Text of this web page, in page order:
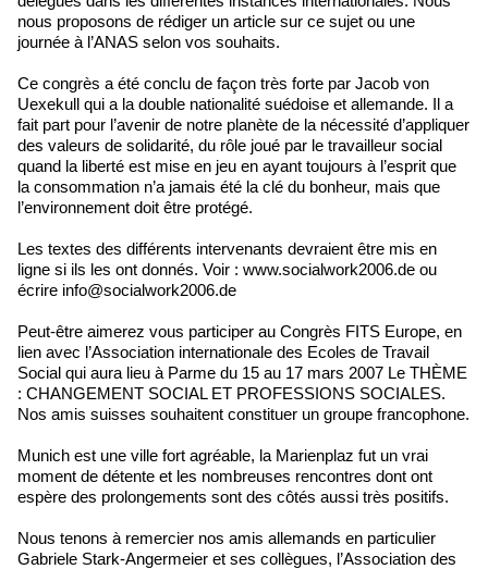
nous proposons de rédiger un article sur ce sujet ou une
journée à l’ANAS selon vos souhaits.
Ce congrès a été conclu de façon très forte par Jacob von
Uexekull qui a la double nationalité suédoise et allemande. Il a
fait part pour l’avenir de notre planète de la nécessité d’appliquer
des valeurs de solidarité, du rôle joué par le travailleur social
quand la liberté est mise en jeu en ayant toujours à l’esprit que
la consommation n’a jamais été la clé du bonheur, mais que
l’environnement doit être protégé.
Les textes des différents intervenants devraient être mis en
ligne si ils les ont donnés. Voir : www.socialwork2006.de ou
écrire info@socialwork2006.de
Peut-être aimerez vous participer au Congrès FITS Europe, en
lien avec l’Association internationale des Ecoles de Travail
Social qui aura lieu à Parme du 15 au 17 mars 2007 Le THÈME
: CHANGEMENT SOCIAL ET PROFESSIONS SOCIALES.
Nos amis suisses souhaitent constituer un groupe francophone.
Munich est une ville fort agréable, la Marienplaz fut un vrai
moment de détente et les nombreuses rencontres dont ont
espère des prolongements sont des côtés aussi très positifs.
Nous tenons à remercier nos amis allemands en particulier
Gabriele Stark-Angermeier et ses collègues, l’Association des